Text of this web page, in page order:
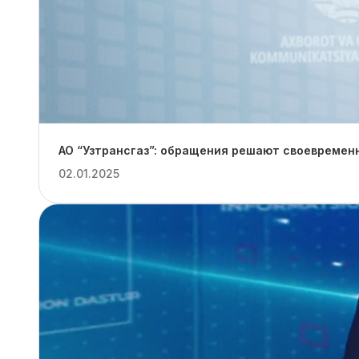
АО “Узтрансгаз”: обращения решают
02.01.2025